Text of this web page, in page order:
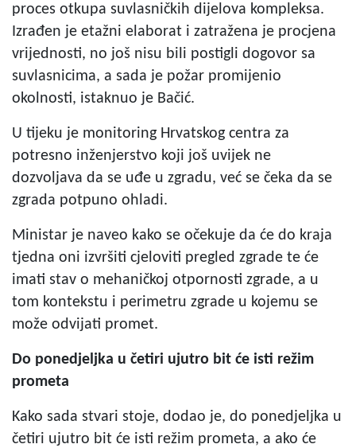
proces otkupa suvlasničkih dijelova kompleksa.
Izrađen je etažni elaborat i zatražena je procjena
vrijednosti, no još nisu bili postigli dogovor sa
suvlasnicima, a sada je požar promijenio
okolnosti, istaknuo je Bačić.
U tijeku je monitoring Hrvatskog centra za
potresno inženjerstvo koji još uvijek ne
dozvoljava da se uđe u zgradu, već se čeka da se
zgrada potpuno ohladi.
Ministar je naveo kako se očekuje da će do kraja
tjedna oni izvršiti cjeloviti pregled zgrade te će
imati stav o mehaničkoj otpornosti zgrade, a u
tom kontekstu i perimetru zgrade u kojemu se
može odvijati promet.
Do ponedjeljka u četiri ujutro bit će isti režim
prometa
Kako sada stvari stoje, dodao je, do ponedjeljka u
četiri ujutro bit će isti režim prometa, a ako će